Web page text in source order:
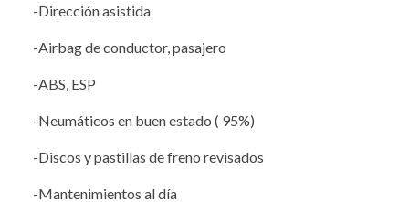
-Dirección asistida
-Airbag de conductor, pasajero
-ABS, ESP
-Neumáticos en buen estado ( 95%)
-Discos y pastillas de freno revisados
-Mantenimientos al día